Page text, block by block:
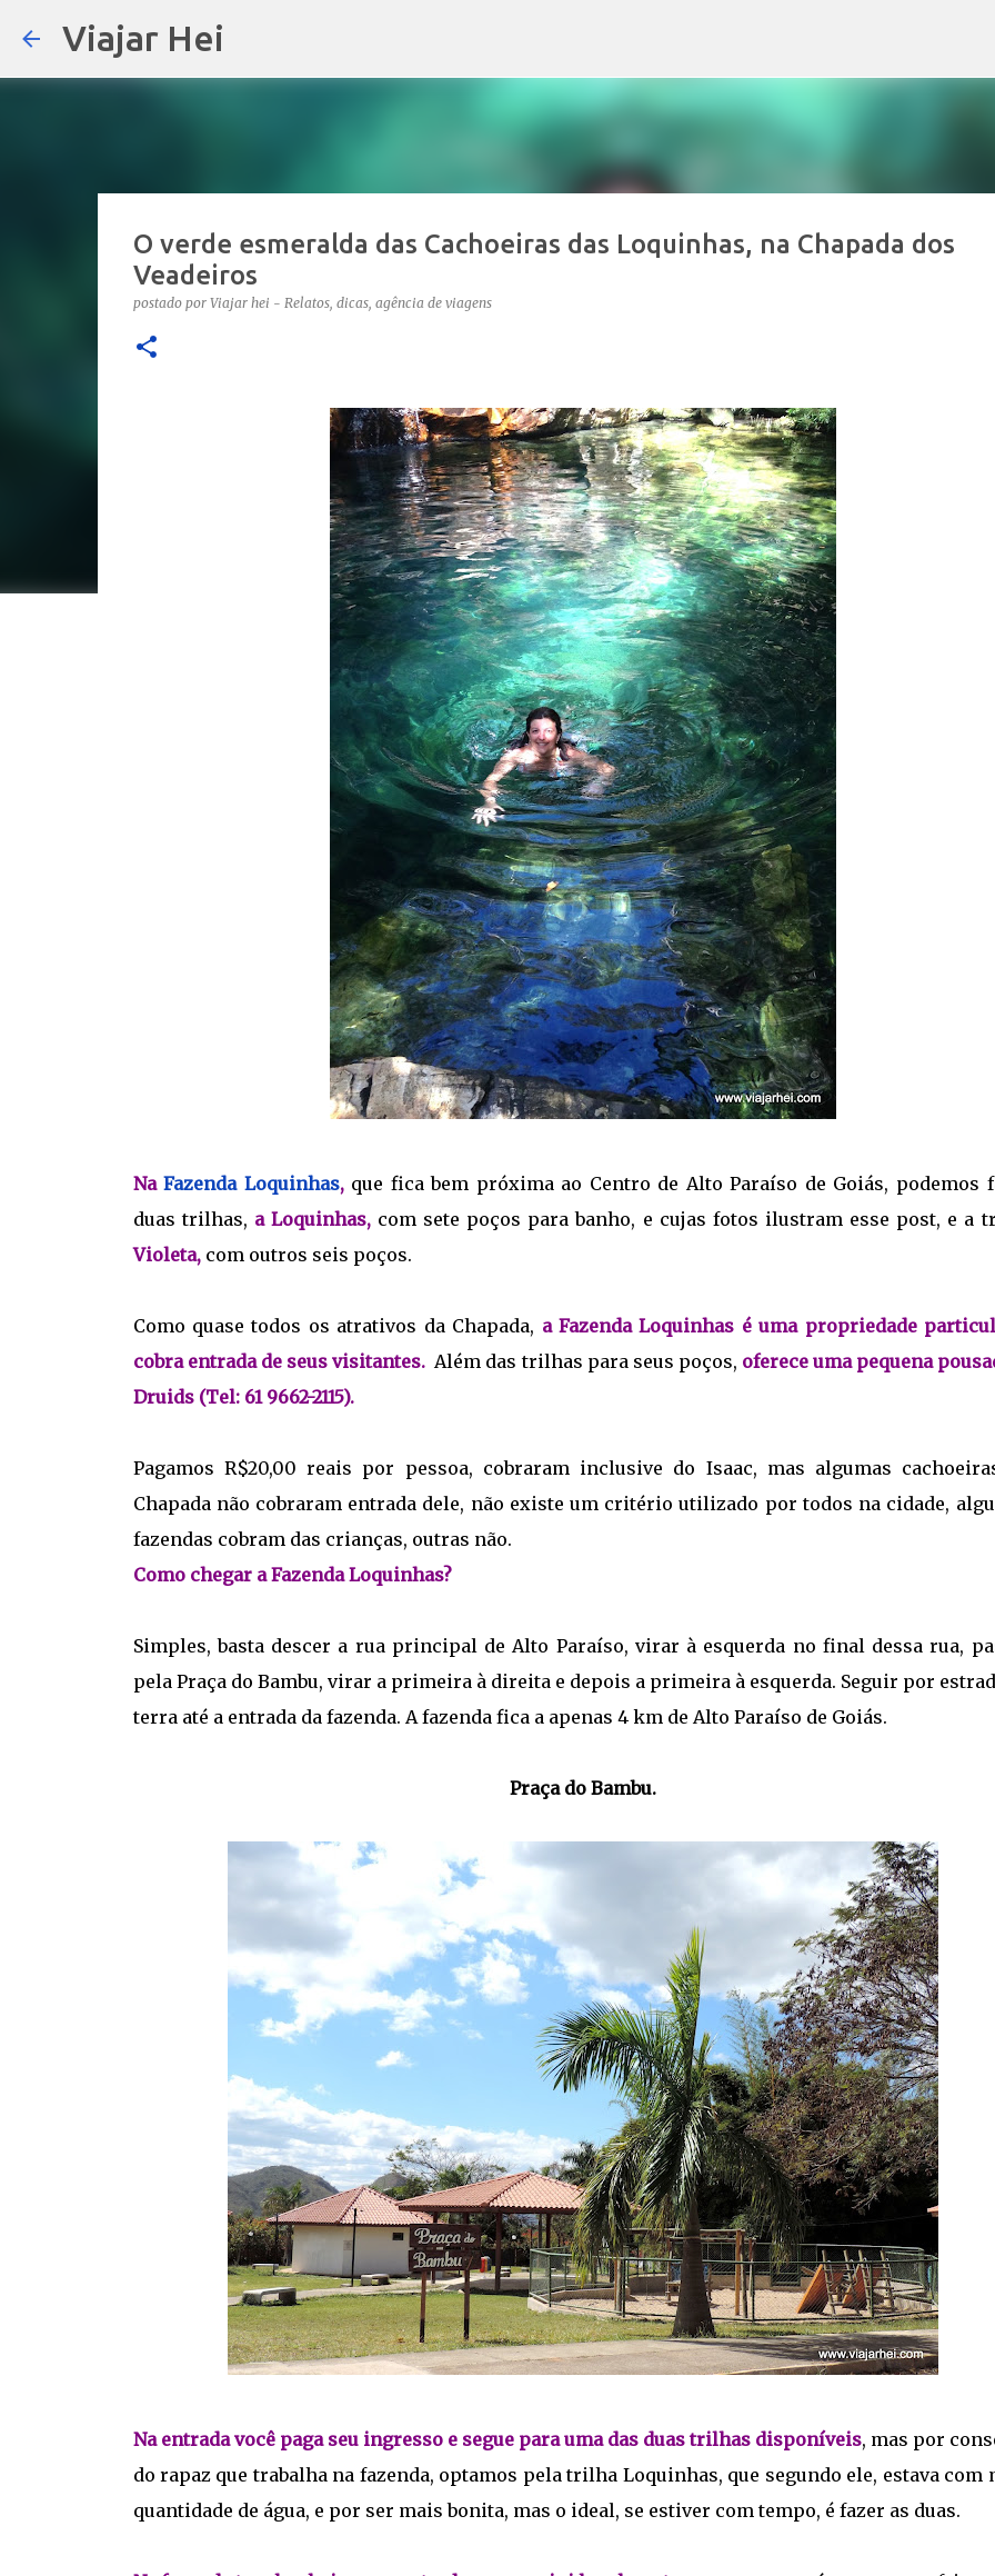
Viajar Hei
O verde esmeralda das Cachoeiras das Loquinhas, na Chapada dos
Veadeiros
postado por Viajar hei - Relatos, dicas, agência de viagens
NaFazenda Loquinhas,que fica bem próxima ao Centro de Alto Paraíso de Goiás, podemos
duas trilhas, a Loquinhas, com sete poços para banho, e cujas fotos ilustram esse post, e a
Violeta,com outros seis poços.
Como quase todos os atrativos da Chapada, a Fazenda Loquinhas é uma propriedade
cobra entrada de seus visitantes.Além das trilhas para seus poços, oferece uma pequena
Druids (Tel: 61 9662-2115).
Pagamos R$20,00 reais por pessoa, cobraram inclusive do Isaac, mas algumas
Chapada não cobraram entrada dele, não existe um critério utilizado por todos na cidade,
fazendas cobram das crianças, outras não.
Como chegar a Fazenda Loquinhas?
Simples, basta descer a rua principal de Alto Paraíso, virar à esquerda no final dessa rua,
pela Praça do Bambu, virar a primeira à direita e depois a primeira à esquerda. Seguir por
terra até a entrada da fazenda. A fazenda fica a apenas 4 km de Alto Paraíso de Goiás.
Praça do Bambu.
Na entrada você paga seu ingresso e segue para uma das duas trilhas disponíveis, mas por
do rapaz que trabalha na fazenda, optamos pela trilha Loquinhas, que segundo ele, estava com
quantidade de água, e por ser mais bonita, mas o ideal, se estiver com tempo, é fazer as duas.